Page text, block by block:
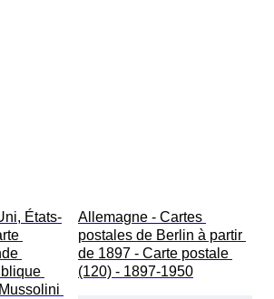
États-
Allemagne - Cartes
postales de Berlin à partir
de 1897 - Carte postale
(120) - 1897-1950